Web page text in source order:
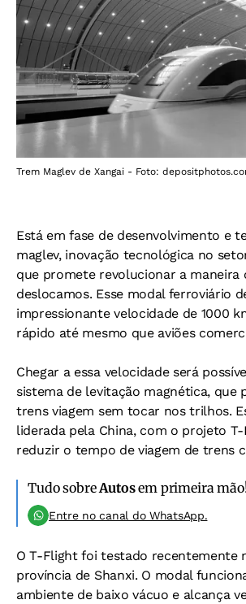
Trem Maglev de Xangai - Foto:
Está em fase de desenvolvimento e
maglev, inovação tecnológica no
que promete revolucionar a maneira
deslocamos. Esse modal ferroviário
impressionante velocidade de 1000
rápido até mesmo que aviões
Chegar a essa velocidade será
sistema de levitação magnética, que
trens viagem sem tocar nos trilhos.
liderada pela China, com o projeto
reduzir o tempo de viagem de trens
Tudo sobreAutosem primeira
Entre no canal do WhatsApp.
O T-Flight foi testado recentemente
província de Shanxi. O modal
ambiente de baixo vácuo e alcança